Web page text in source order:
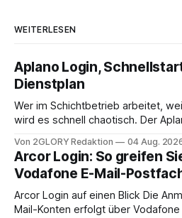
WEITERLESEN
Aplano Login,
Dienstplan
Wer im Schichtbetrieb arbeitet,
wird es schnell chaotisch. Der
abwesenheiten und die gesamte
Ihr personal digital zu organisieren.
erfahren Sie alles, was Sie für
brauchen, von der Registrierung
Von 2GLORY Redaktion 04 Aug.
Arcor Login: So greifen
Vodafone E-Mail-
Arcor Login auf einen Blick Die Anmeldung für alte Arcor-E-
Mail-Konten erfolgt über